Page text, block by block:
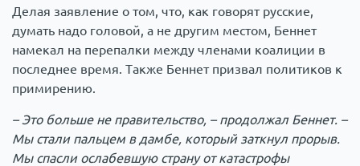
Делая заявление о том, что, как говорят русские,
думать надо головой, а не другим местом, Беннет
намекал на перепалки между членами коалиции в
последнее время. Также Беннет призвал политиков к
примирению.
– Это больше не правительство, – продолжал Беннет. –
Мы стали пальцем в дамбе, который заткнул прорыв.
Мы спасли ослабевшую страну от катастрофы